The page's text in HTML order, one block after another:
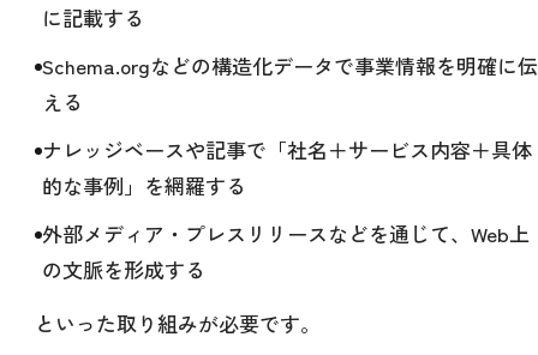
に記載する
Schema.orgなどの構造化データで事業情報を明確に伝
える
ナレッジベースや記事で「社名＋サービス内容＋具体
的な事例」を網羅する
外部メディア・プレスリリースなどを通じて、Web上
の文脈を形成する
といった取り組みが必要です。